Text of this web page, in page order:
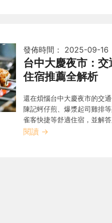
發佈時間： 2025-09-16
台中大慶夜市：
住宿推薦全解析
還在煩惱台中大慶夜市的交
陳記蚵仔煎、爆漿起司雞排
雀客快捷等舒適住宿，並解
閱讀 →